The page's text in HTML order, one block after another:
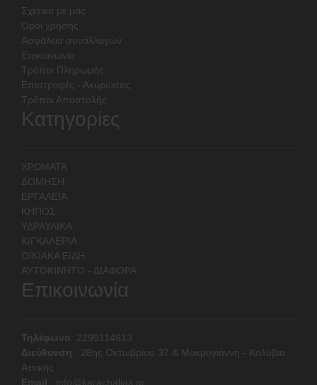
Σχετικά με μας
Όροι χρήσης
Ασφάλεια συναλλαγών
Επικοινωνία
Τρόποι Πληρωμής
Επιστροφές - Ακυρώσεις
Τρόποι Αποστολής
Κατηγορίες
ΧΡΩΜΑΤΑ
ΔΟΜΗΣΗ
ΕΡΓΑΛΕΙΑ
ΚΗΠΟΣ
ΥΔΡΑΥΛΙΚΑ
ΚΙΓΚΑΛΕΡΙΑ
ΟΙΚΙΑΚΑ ΕΙΔΗ
ΑΥΤΟΚΙΝΗΤΟ - ΔΙΑΦΟΡΑ
Επικοινωνία
Τηλέφωνο : 2299114613
Διεύθυνση
28ης Οκτωβρίου 37 & Μακρυγιάννη - Καλύβια
Αττικής
Email
info@karachalias.gr